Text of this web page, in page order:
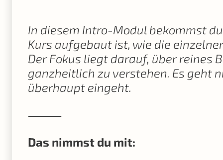
In diesem Intro-Modul bekommst
Kurs aufgebaut ist, wie die
Der Fokus liegt darauf, über reines
ganzheitlich zu verstehen. Es geht
überhaupt eingeht.
⸻
Das nimmst du mit: